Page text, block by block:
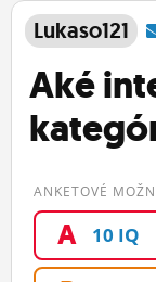
Lukaso121
Aké
ANKETOVÉ
A 10 IQ